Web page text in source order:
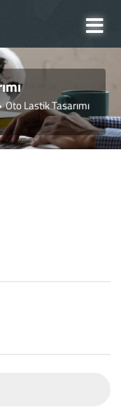
Oto Lastik Tasarımı